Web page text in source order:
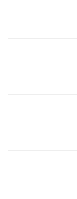
Một căn nhà đẹp
hào nhoáng, mà ở
bạn mỗi khi trở về.
này, các bạn yêu
cảm hứng mới để